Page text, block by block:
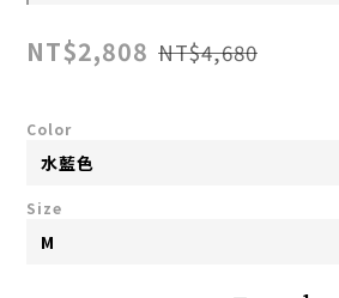
NT$2,808 NT$4,680
Color
Size